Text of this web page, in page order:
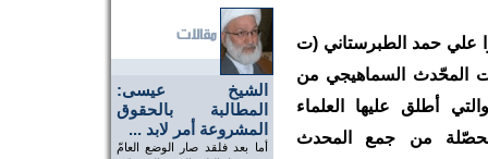
الشيخ عيسى:
المطالبة بالحقوق
المشروعة أمر لابد ...
أما بعد فلقد صار الوضع العامّ
علي حمد الطبرستاني (ت
المحّدث السماهيجي من
أطلق عليها العلماء
من جمع المحدث